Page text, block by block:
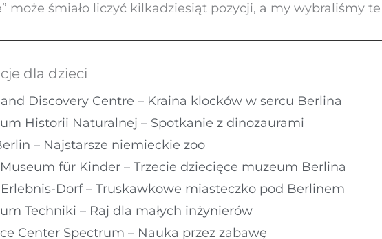
może śmiało liczyć kilkadziesiąt pozycji, a my wybraliśmy
dla dzieci
Discovery Centre – Kraina klocków w sercu Berlina
Historii Naturalnej – Spotkanie z dinozaurami
– Najstarsze niemieckie zoo
für Kinder – Trzecie dziecięce muzeum Berlina
Dorf – Truskawkowe miasteczko pod Berlinem
Techniki – Raj dla małych inżynierów
Center Spectrum – Nauka przez zabawę